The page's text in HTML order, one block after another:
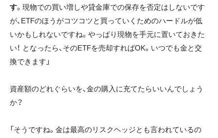
す。現物での買い増しや貸金庫での保存を否定はしないです
が、ETFのほうがコツコツと買っていくためのハードルが低
いかもしれないですね。やっぱり現物を手元に置いておきた
い！ となったら、そのETFを売却すればOK。いつでも金と交
換できます」
資産額のどれぐらいを、金の購入に充てたらいいんでしょう
か？
「そうですね。金は最高のリスクヘッジとも言われているの